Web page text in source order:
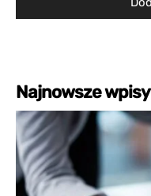
Najnowsze wpisy